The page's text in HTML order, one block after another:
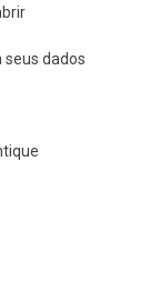
seus dados